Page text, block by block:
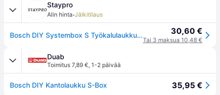
Staypro
Alin hinta·Jälkitilaus
Bosch DIY Systembox S Työkalulaukku, Autotallin sisustus & säilytys 30,60 €
Tai 3 maksua 10,48 €
Duab
Toimitus 7,89 €, 1-2 päivää
Bosch DIY Kantolaukku S-Box 35,95 €